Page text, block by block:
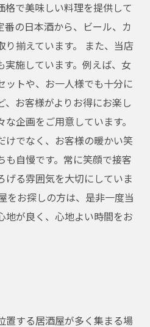
格で美味しい料理を提供して
番の日本酒から、ビール、カ
り揃えています。 また、当店
実施しています。例えば、女
ットや、お一人様でも十分に
お客様がよりお得にお楽し
企画をご用意しています。
けでなく、お客様の暖かい笑
自慢です。常に笑顔で接客
げる雰囲気を大切にしていま
をお探しの方は、是非一度当
地が良く、心地よい時間をお
置する居酒屋が多く集まる場